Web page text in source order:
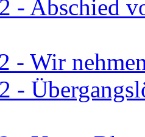
- Abschied
- Wir
-